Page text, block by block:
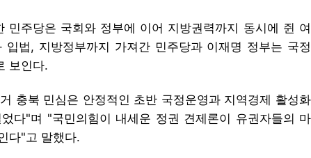
다"고 말했다.
재배포 금지.